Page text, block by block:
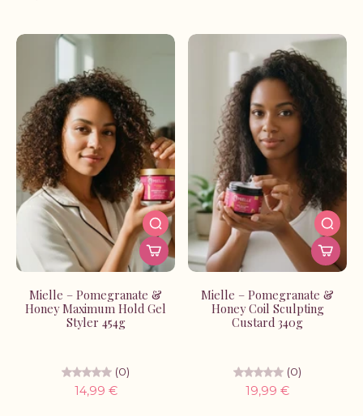
par les soins démêlants et les finitions brillance, la
collection Mielle accompagne chaque étape de ta routine
beauté. Conçue pour respecter la nature de tes boucles
et frisures, elle aide à réduire la casse, augmenter la
définition et apporter cette hydratation tant désirée.
Chez Winner Beauty à La Réunion, on te propose une
sélection complète pour que tu puisses créer la routine
capillaire de tes rêves. Explore nos produits Mielle et
retrouve des cheveux forts, brillants et magnifiquement
définis.
Mielle – Pomegranate &
Honey Maximum Hold Gel
Styler 454g
(0)
14,99 €
Mielle – Pomegranate &
Honey Coil Sculpting
Custard 340g
(0)
19,99 €